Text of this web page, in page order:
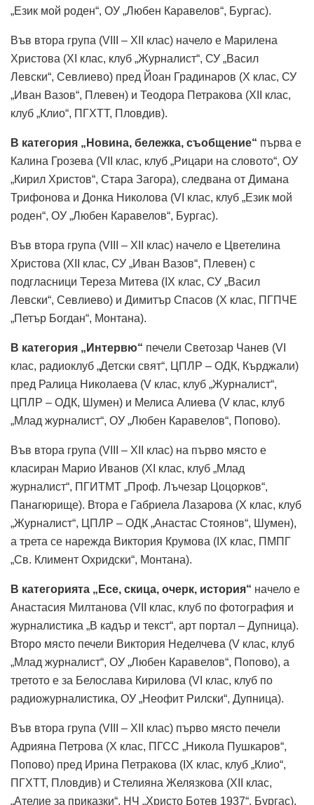
„Език мой роден“, ОУ „Любен Каравелов“, Бургас).
Във втора група (VIII – XII клас) начело е Марилена
Христова (XI клас, клуб „Журналист“, СУ „Васил
Левски“, Севлиево) пред Йоан Градинаров (X клас, СУ
„Иван Вазов“, Плевен) и Теодора Петракова (XII клас,
клуб „Клио“, ПГХТТ, Пловдив).
В категория „Новина, бележка, съобщение“ първа е
Калина Грозева (VII клас, клуб „Рицари на словото“, ОУ
„Кирил Христов“, Стара Загора), следвана от Димана
Трифонова и Донка Николова (VI клас, клуб „Език мой
роден“, ОУ „Любен Каравелов“, Бургас).
Във втора група (VIII – XII клас) начело е Цветелина
Христова (XII клас, СУ „Иван Вазов“, Плевен) с
подгласници Тереза Митева (IX клас, СУ „Васил
Левски“, Севлиево) и Димитър Спасов (X клас, ПГПЧЕ
„Петър Богдан“, Монтана).
В категория „Интервю“ печели Светозар Чанев (VI
клас, радиоклуб „Детски свят“, ЦПЛР – ОДК, Кърджали)
пред Ралица Николаева (V клас, клуб „Журналист“,
ЦПЛР – ОДК, Шумен) и Мелиса Алиева (V клас, клуб
„Млад журналист“, ОУ „Любен Каравелов“, Попово).
Във втора група (VIII – XII клас) на първо място е
класиран Марио Иванов (XI клас, клуб „Млад
журналист“, ПГИТМТ „Проф. Лъчезар Цоцорков“,
Панагюрище). Втора е Габриела Лазарова (X клас, клуб
„Журналист“, ЦПЛР – ОДК „Анастас Стоянов“, Шумен),
а трета се нарежда Виктория Крумова (IX клас, ПМПГ
„Св. Климент Охридски“, Монтана).
В категорията „Есе, скица, очерк, история“ начело е
Анастасия Милтанова (VII клас, клуб по фотография и
журналистика „В кадър и текст“, арт портал – Дупница).
Второ място печели Виктория Неделчева (V клас, клуб
„Млад журналист“, ОУ „Любен Каравелов“, Попово), а
третото е за Белослава Кирилова (VI клас, клуб по
радиожурналистика, ОУ „Неофит Рилски“, Дупница).
Във втора група (VIII – XII клас) първо място печели
Адрияна Петрова (X клас, ПГСС „Никола Пушкаров“,
Попово) пред Ирина Петракова (IX клас, клуб „Клио“,
ПГХТТ, Пловдив) и Стелияна Желязкова (XII клас,
„Ателие за приказки“, НЧ „Христо Ботев 1937“, Бургас).